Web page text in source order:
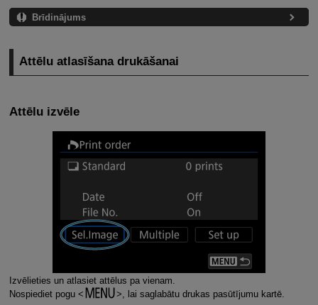
Brīdinājums
Attēlu atlasīšana drukāšanai
Attēlu izvēle
Izvēlieties un atlasiet attēlus pa vienam.
Nospiediet pogu
, lai saglabātu drukas pasūtījumu kartē.